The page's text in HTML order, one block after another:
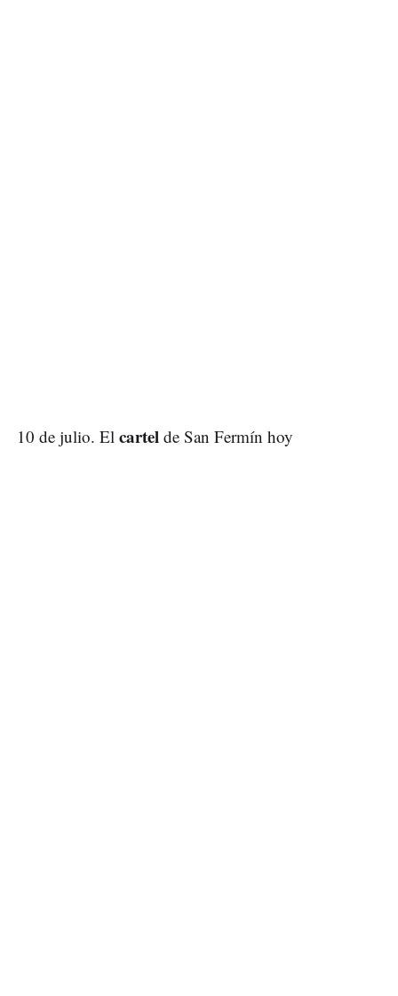
10 de julio. El cartel de San Fermín hoy